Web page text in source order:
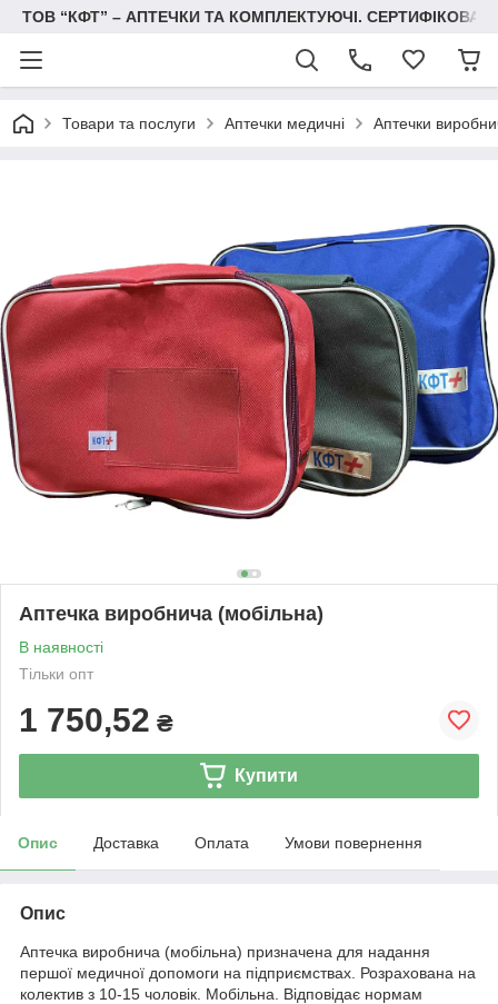
ТОВ “КФТ” – АПТЕЧКИ ТА КОМПЛЕКТУЮЧІ.
Товари та послуги Аптечки медичні Аптечки
Аптечка виробнича (мобільна)
В наявності
Тільки опт
1 750,52 ₴
Купити
Опис Доставка Оплата Умови повернення
Опис
Аптечка виробнича (мобільна) призначена для надання
першої медичної допомоги на підприємствах. Розрахована на
колектив з 10-15 чоловік. Мобільна. Відповідає нормам